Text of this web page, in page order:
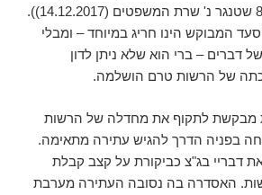
(1983); בג"ץ 8735/13 שטנגר נ' שרת המשפטים (14.12.2017)).
המבוקש הינו חריג במיוחד – ומבלי
דברים – ברי הוא שלא ניתן לדון
של הרשות טרם הושלמה.
מבקשת לתקוף את מחדלה של הרשות
בפניה הדרך להגיש עתירה מתאימה.
את דבריי בג"צ כביקורת על קצב קבלת
האסדרה בה נסובה העתירה מערבת